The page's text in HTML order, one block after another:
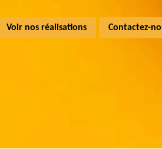
Voir nos réalisations Contactez-